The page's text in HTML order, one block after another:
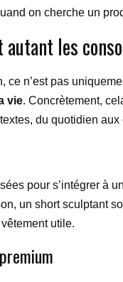
on cherche un
autant les
ce n’est pas
vie. Concrètement,
du quotidien
pour s’intégrer à
un short sculptant
utile.